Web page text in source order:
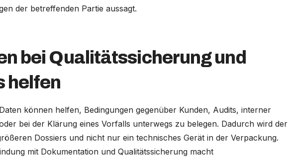
der betreffenden Partie aussagt.
bei Qualitätssicherung und
helfen
können helfen, Bedingungen gegenüber Kunden, Audits, interner
bei der Klärung eines Vorfalls unterwegs zu belegen. Dadurch wird der
Dossiers und nicht nur ein technisches Gerät in der Verpackung.
mit Dokumentation und Qualitätssicherung macht